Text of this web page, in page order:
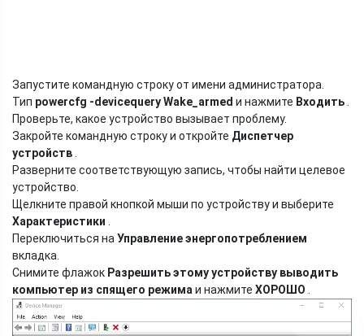
Запустите командную строку от имени администратора.
Тип powercfg -devicequery Wake_armed и нажмите Входить
Проверьте, какое устройство вызывает проблему.
Закройте командную строку и откройте Диспетчер
устройств
Разверните соответствующую запись, чтобы найти целевое
устройство.
Щелкните правой кнопкой мыши по устройству и выберите
Характеристики
Переключиться на Управление энергопотреблением
вкладка.
Снимите флажок Разрешить этому устройству выводить
компьютер из спящего режима и нажмите ХОРОШО